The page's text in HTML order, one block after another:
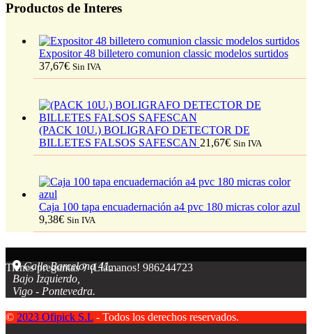
Productos de Interes
Expositor 48 billetero comunion classic modelos surtidos
37,67€ Sin IVA
(PACK 10U.) BOLIGRAFO DETECTOR DE
BILLETES FALSOS SAFESCAN 21,67€ Sin IVA
Caja 100 tapa encuadernación a4 pvc 180 micras color azul
9,38€ Sin IVA
Tienes preguntas ? ¡Llámanos! 986244723
Calle Barcelona 41,
Bajo Izquierdo,
Vigo - Pontevedra.
© 2023 Ofipick S.L - Todos los derechos reservados.